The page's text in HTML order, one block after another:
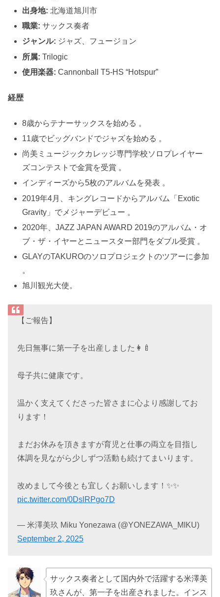
出身地: 北海道旭川市
職業: サックス奏者
ジャンル: ジャズ、フュージョン
所属: Trilogic
使用楽器: Cannonball T5-HS “Hotspur”
経歴
8歳からテナーサックスを始める 。
11歳でビッグバンドでジャズを始める 。
尚美ミュージックカレッジ専門学校ソロプレイヤー
ズコンテストで金賞を受賞 。
インディーズから5枚のアルバムを発表 。
2019年4月、キングレコードからアルバム「Exotic
Gravity」でメジャーデビュー 。
2020年、JAZZ JAPAN AWARD 2019のアルバム・オ
ブ・ザ・イヤーとニュースター部門をダブル受賞 。
GLAYのTAKUROのソロプロジェクトのツアーに参加
。
旭川観光大使。
【ご報告】
先日無事に第一子を出産しました👩‍🍼
母子共に健康です。
温かく支えてくださった皆さまに心より感謝してお
ります！
まだお休みを頂きますが育児と仕事の両立を目指し
体調を見ながら少しずつ活動も続けてまいります。
改めまして今後とも宜しくお願いします！✨✨
pic.twitter.com/0DslRPgo7D
— 米澤美玖 Miku Yonezawa (@YONEZAWA_MIKU)
September 2, 2025
サックス奏者として国内外で活躍する米澤美
玖さんが、第一子を出産されました。インス